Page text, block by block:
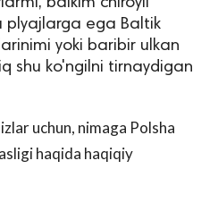
plyajlarga ega Baltik
yoki baribir ulkan
shu ko'ngilni tirnaydigan
uchun, nimaga Polsha
haqida haqiqiy